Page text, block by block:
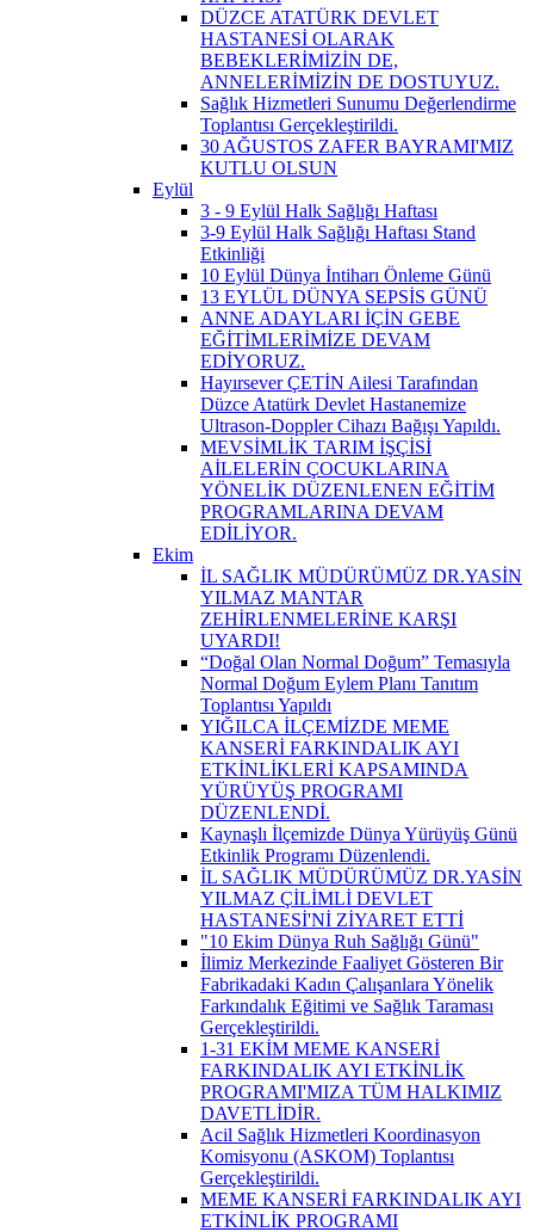
DÜZCE ATATÜRK DEVLET
HASTANESİ OLARAK
BEBEKLERİMİZİN DE,
ANNELERİMİZİN DE DOSTUYUZ.
Sağlık Hizmetleri Sunumu Değerlendirme
Toplantısı Gerçekleştirildi.
30 AĞUSTOS ZAFER BAYRAMI'MIZ
KUTLU OLSUN
Eylül
3 - 9 Eylül Halk Sağlığı Haftası
3-9 Eylül Halk Sağlığı Haftası Stand
Etkinliği
10 Eylül Dünya İntiharı Önleme Günü
13 EYLÜL DÜNYA SEPSİS GÜNÜ
ANNE ADAYLARI İÇİN GEBE
EĞİTİMLERİMİZE DEVAM
EDİYORUZ.
Hayırsever ÇETİN Ailesi Tarafından
Düzce Atatürk Devlet Hastanemize
Ultrason-Doppler Cihazı Bağışı Yapıldı.
MEVSİMLİK TARIM İŞÇİSİ
AİLELERİN ÇOCUKLARINA
YÖNELİK DÜZENLENEN EĞİTİM
PROGRAMLARINA DEVAM
EDİLİYOR.
Ekim
İL SAĞLIK MÜDÜRÜMÜZ DR.YASİN
YILMAZ MANTAR
ZEHİRLENMELERİNE KARŞI
UYARDI!
“Doğal Olan Normal Doğum” Temasıyla
Normal Doğum Eylem Planı Tanıtım
Toplantısı Yapıldı
YIĞILCA İLÇEMİZDE MEME
KANSERİ FARKINDALIK AYI
ETKİNLİKLERİ KAPSAMINDA
YÜRÜYÜŞ PROGRAMI
DÜZENLENDİ.
Kaynaşlı İlçemizde Dünya Yürüyüş Günü
Etkinlik Programı Düzenlendi.
İL SAĞLIK MÜDÜRÜMÜZ DR.YASİN
YILMAZ ÇİLİMLİ DEVLET
HASTANESİ'Nİ ZİYARET ETTİ
"10 Ekim Dünya Ruh Sağlığı Günü"
İlimiz Merkezinde Faaliyet Gösteren Bir
Fabrikadaki Kadın Çalışanlara Yönelik
Farkındalık Eğitimi ve Sağlık Taraması
Gerçekleştirildi.
1-31 EKİM MEME KANSERİ
FARKINDALIK AYI ETKİNLİK
PROGRAMI'MIZA TÜM HALKIMIZ
DAVETLİDİR.
Acil Sağlık Hizmetleri Koordinasyon
Komisyonu (ASKOM) Toplantısı
Gerçekleştirildi.
MEME KANSERİ FARKINDALIK AYI
ETKİNLİK PROGRAMI